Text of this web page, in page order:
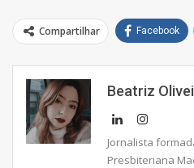
Compartilhar Facebook
Beatriz
Jornalista
Presbiteriana